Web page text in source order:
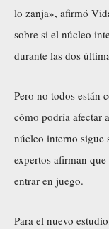
lo zanja», afirmó
sobre si el núcleo
durante las dos
Pero no todos están
cómo podría afectar
núcleo interno sigue
expertos afirman
entrar en juego.
Para el nuevo